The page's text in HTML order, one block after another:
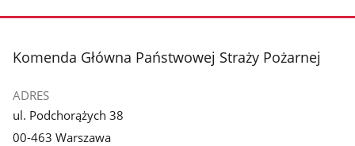
stopka
Komenda Główna Państwowej Straży Pożarnej
ADRES
ul. Podchorążych 38
00-463 Warszawa